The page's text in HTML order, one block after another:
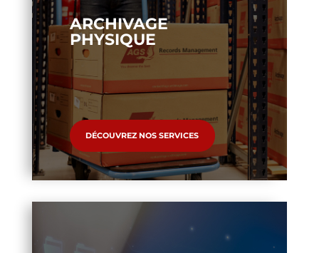
ARCHIVAGE
PHYSIQUE
DÉCOUVREZ NOS SERVICES